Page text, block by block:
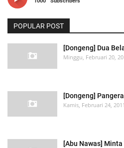
POPULAR POST
[Dongeng] Dua
Minggu, Februari 20,
[Dongeng]
Kamis, Februari 24, 2011
[Abu Nawas]